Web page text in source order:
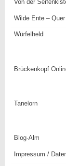
Von der
Wilde Ente –
Würfelheld
Brückenkopf
Tanelorn
Blog-Alm
Impressum /